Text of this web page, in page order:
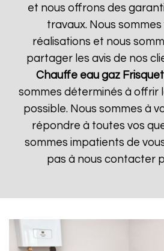
et nous offrons des
travaux. Nous
réalisations et nous
partager les avis de nos
Chauffe eau gaz Frisquet
sommes déterminés à offrir
possible. Nous sommes à
répondre à toutes vos
sommes impatients de
pas à nous contacter